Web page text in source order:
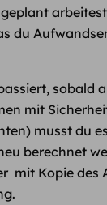
du
sobald
mit
musst du
berechnet
mit Kopie des